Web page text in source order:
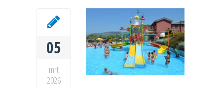
05
mrt
2026